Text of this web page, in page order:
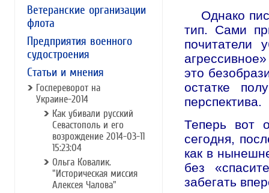
Ветеранские организации
флота
Предприятия военного
судостроения
Статьи и мнения
Госпереворот на
Украине-2014
Как убивали русский
Севастополь и его
возрождение 2014-03-11
15:23:04
Ольга Ковалик.
"Историческая миссия
Алексея Чалова"
Однако
тип. Сами
почитатели
это
остатке
перспектива.
Теперь вот
сегодня,
как в
без
забегать